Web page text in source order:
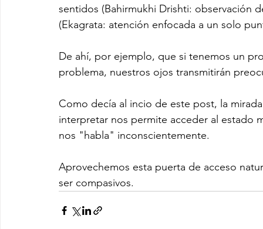
sentidos (Bahirmukhi Drishti:
(Ekagrata: atención enfocada a un solo
De ahí, por ejemplo, que si tenemos un
problema, nuestros ojos transmitirán
Como decía al incio de este post, la
interpretar nos permite acceder al estado
nos "habla" inconscientemente.
Aprovechemos esta puerta de acceso
ser compasivos.